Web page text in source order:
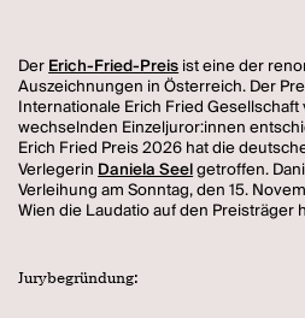
DerErich-Fried-Preisist eine der
Auszeichnungen in Österreich. Der
Internationale Erich Fried
wechselnden Einzeljuror:innen
Erich Fried Preis 2026 hat die
VerlegerinDaniela Seelgetroffen.
Verleihung am Sonntag, den 15.
Wien die Laudatio auf den Preisträger
Jurybegründung: